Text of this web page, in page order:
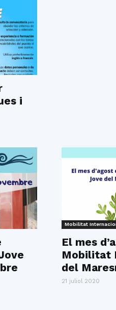
i
Mobilitat
El mes
Mobilitat
del
21 juliol 2020